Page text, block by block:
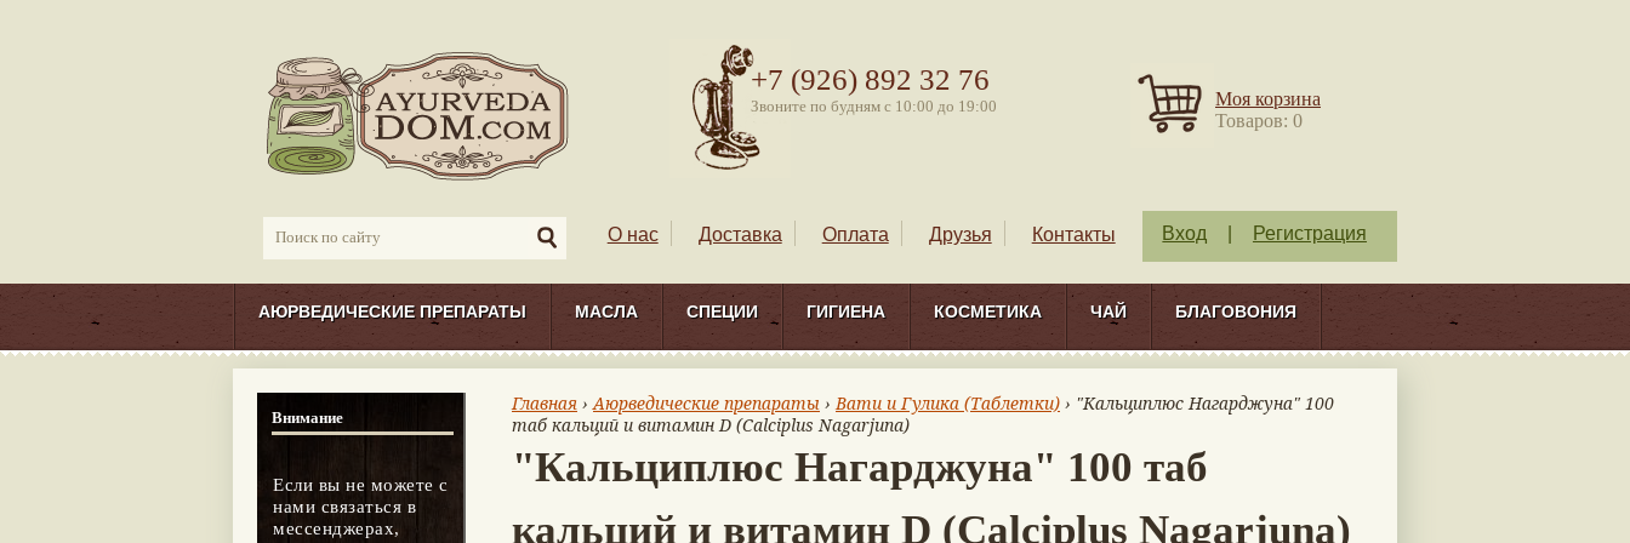
+7 (926) 892 32 76
Звоните по будням с 10:00 до 19:00
Моя корзина
Товаров: 0
О нас Доставка Оплата Друзья Контакты Вход Регистрация
АЮРВЕДИЧЕСКИЕ ПРЕПАРАТЫ МАСЛА СПЕЦИИ ГИГИЕНА КОСМЕТИКА ЧАЙ БЛАГОВОНИЯ
Главная ›Аюрведические препараты ›Вати и Гулика (Таблетки) › "Кальциплюс Нагарджуна" 100
таб кальций и витамин D (Calciplus Nagarjuna)
"Кальциплюс Нагарджуна" 100 таб
кальций и витамин D (Calciplus Nagarjuna)
Внимание
Если вы не можете с
нами связаться в
мессенджерах,